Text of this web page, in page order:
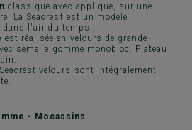
classique avec applique, sur une
La Seacrest est un modèle
l'air du temps.
est réalisée en velours de grande
semelle gomme monobloc. Plateau
Seacrest velours sont intégralement
- Mocassins